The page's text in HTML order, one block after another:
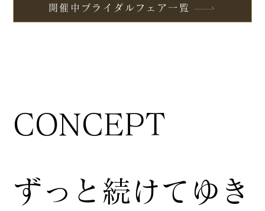
開催中ブライダルフェア一覧
CONCEPT
ずっと続けてゆき